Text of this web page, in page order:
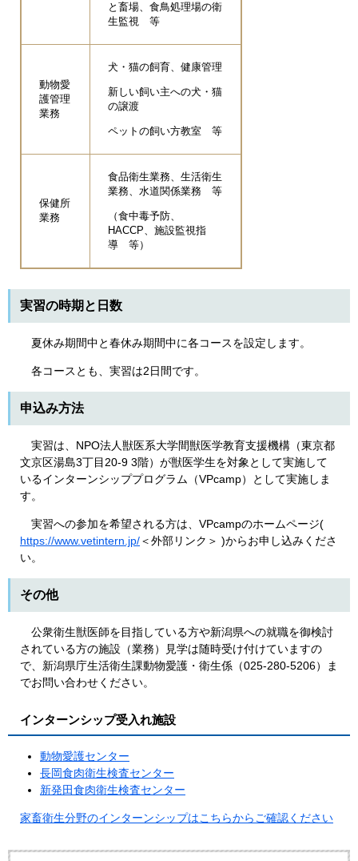
と畜場、食鳥処理場の衛
生監視 等
動物愛
護管理
業務
犬・猫の飼育、健康管理
新しい飼い主への犬・猫
の譲渡
ペットの飼い方教室 等
保健所
業務
食品衛生業務、生活衛生
業務、水道関係業務 等
（食中毒予防、
HACCP、施設監視指
導 等）
実習の時期と日数
夏休み期間中と春休み期間中に各コースを設定します。
各コースとも、実習は2日間です。
申込み方法
実習は、NPO法人獣医系大学間獣医学教育支援機構（東京都
文京区湯島3丁目20-9 3階）が獣医学生を対象として実施して
いるインターンシッププログラム（VPcamp）として実施しま
す。
実習への参加を希望される方は、VPcampのホームページ(
https://www.vetintern.jp/＜外部リンク＞ )からお申し込みくださ
い。
その他
公衆衛生獣医師を目指している方や新潟県への就職を御検討
されている方の施設（業務）見学は随時受け付けていますの
で、新潟県庁生活衛生課動物愛護・衛生係（025-280-5206）ま
でお問い合わせください。
インターンシップ受入れ施設
動物愛護センター
長岡食肉衛生検査センター
新発田食肉衛生検査センター
家畜衛生分野のインターンシップはこちらからご確認ください